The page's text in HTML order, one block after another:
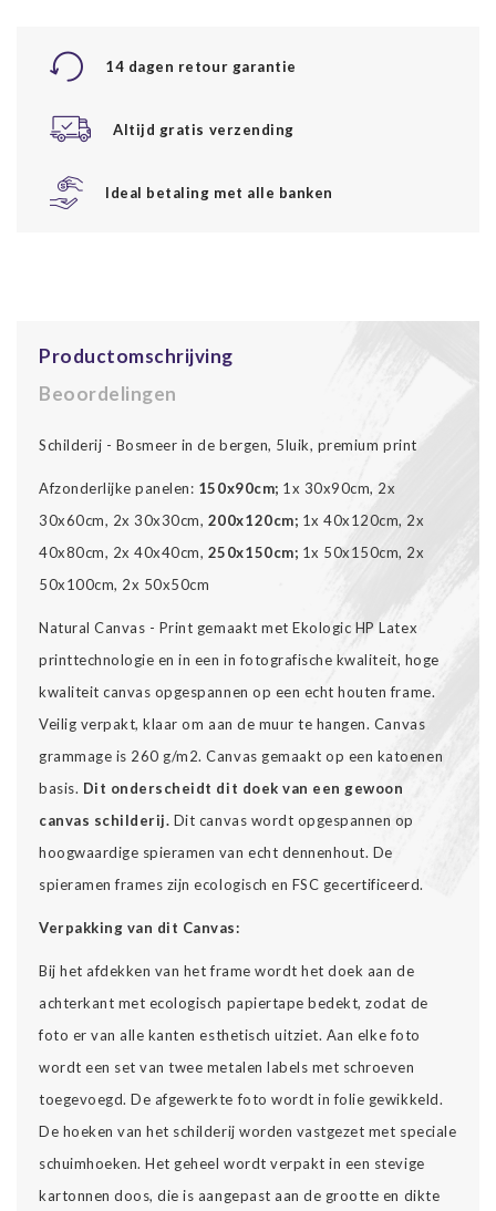
14 dagen retour garantie
Altijd gratis verzending
Ideal betaling met alle banken
Productomschrijving
Beoordelingen
Schilderij - Bosmeer in de bergen, 5luik, premium print
Afzonderlijke panelen: 150x90cm; 1x 30x90cm, 2x
30x60cm, 2x 30x30cm, 200x120cm; 1x 40x120cm, 2x
40x80cm, 2x 40x40cm, 250x150cm; 1x 50x150cm, 2x
50x100cm, 2x 50x50cm
Natural Canvas - Print gemaakt met Ekologic HP Latex
printtechnologie en in een in fotografische kwaliteit, hoge
kwaliteit canvas opgespannen op een echt houten frame.
Veilig verpakt, klaar om aan de muur te hangen. Canvas
grammage is 260 g/m2. Canvas gemaakt op een katoenen
basis. Dit onderscheidt dit doek van een gewoon
canvas schilderij. Dit canvas wordt opgespannen op
hoogwaardige spieramen van echt dennenhout. De
spieramen frames zijn ecologisch en FSC gecertificeerd.
Verpakking van dit Canvas:
Bij het afdekken van het frame wordt het doek aan de
achterkant met ecologisch papiertape bedekt, zodat de
foto er van alle kanten esthetisch uitziet. Aan elke foto
wordt een set van twee metalen labels met schroeven
toegevoegd. De afgewerkte foto wordt in folie gewikkeld.
De hoeken van het schilderij worden vastgezet met speciale
schuimhoeken. Het geheel wordt verpakt in een stevige
kartonnen doos, die is aangepast aan de grootte en dikte